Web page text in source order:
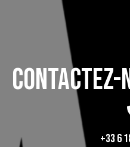
CONTACTEZ-
+33 6